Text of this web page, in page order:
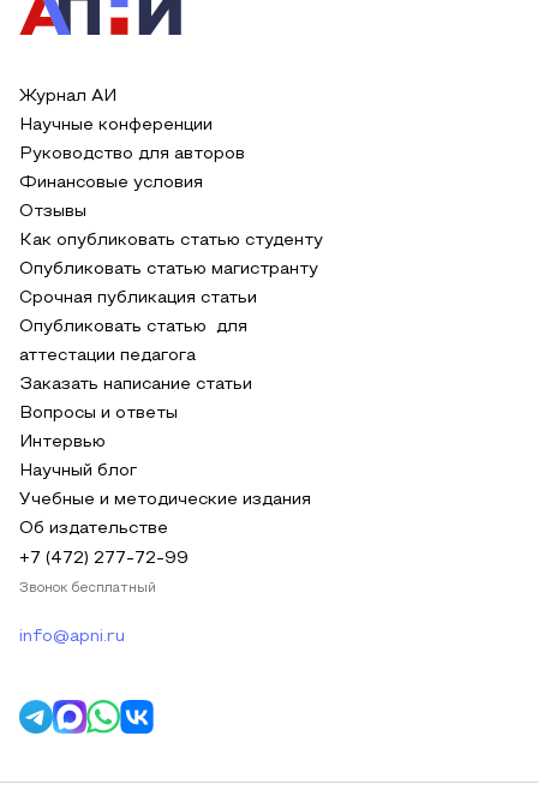
Журнал АИ
Научные конференции
Руководство для авторов
Финансовые условия
Отзывы
Как опубликовать статью студенту
Опубликовать статью магистранту
Срочная публикация статьи
Опубликовать статью для
аттестации педагога
Заказать написание статьи
Вопросы и ответы
Интервью
Научный блог
Учебные и методические издания
Об издательстве
+7 (472) 277-72-99
Звонок бесплатный
info@apni.ru